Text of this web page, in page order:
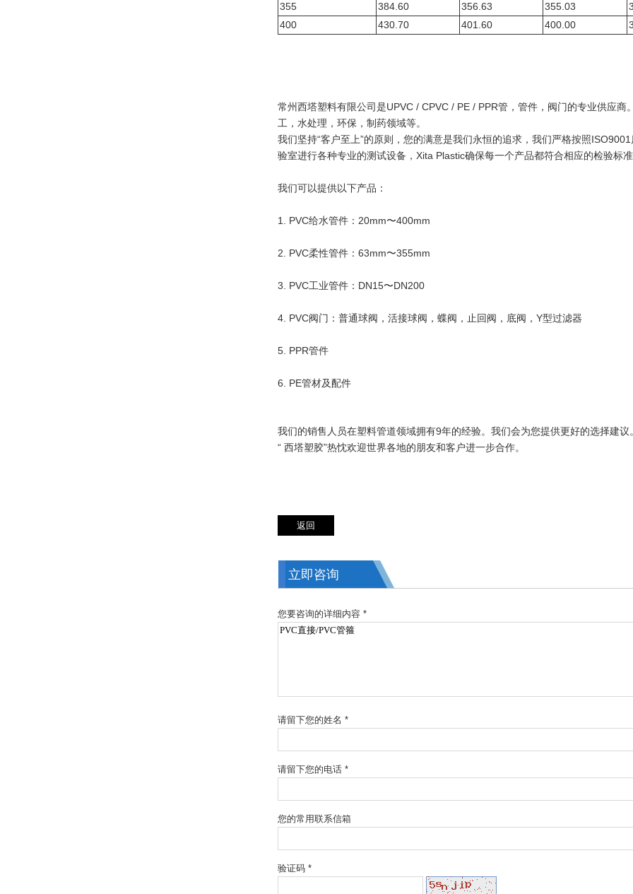
355
384.60 356.63 355.03
400
430.70 401.60 400.00
常州西塔塑料有限公司是UPVC / CPVC / PE / PPR管，管件，阀门的专业供应商
工，水处理，环保，制药领域等。
我们坚持“客户至上”的原则，您的满意是我们永恒的追求，我们严格按照
验室进行各种专业的测试设备，Xita Plastic确保每一个产品都符合相应的检验标
我们可以提供以下产品：
1. PVC给水管件：20mm〜400mm
2. PVC柔性管件：63mm〜355mm
3. PVC工业管件：DN15〜DN200
4. PVC阀门：普通球阀，活接球阀，蝶阀，止回阀，底阀，Y型过滤器
5. PPR管件
6. PE管材及配件
我们的销售人员在塑料管道领域拥有9年的经验。 我们会为您提供更好的选择建议
“ 西塔塑胶”热忱欢迎世界各地的朋友和客户进一步合作。
立即咨询
您要咨询的详细内容 *
请留下您的姓名 *
请留下您的电话 *
您的常用联系信箱
验证码 *